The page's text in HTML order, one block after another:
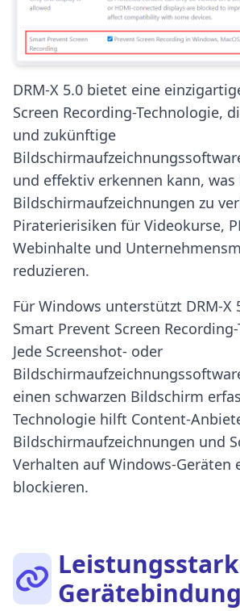
DRM-X 5.0 bietet eine
Screen Recording-Technologie,
und zukünftige
und effektiv erkennen kann,
Bildschirmaufzeichnungen zu
Piraterierisiken für Videokurse,
Webinhalte und
reduzieren.
Für Windows unterstützt DRM-X
Smart Prevent Screen
Jede Screenshot- oder
einen schwarzen Bildschirm
Technologie hilft Content-
Bildschirmaufzeichnungen und
Verhalten auf Windows-Geräten
blockieren.
Gerätebindung